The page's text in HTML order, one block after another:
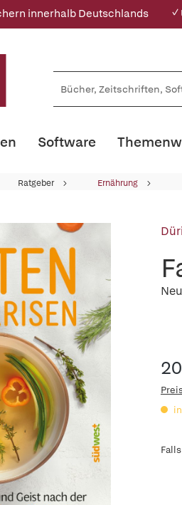
innerhalb Deutschlands ✓
Software
Ratgeber Ernährung